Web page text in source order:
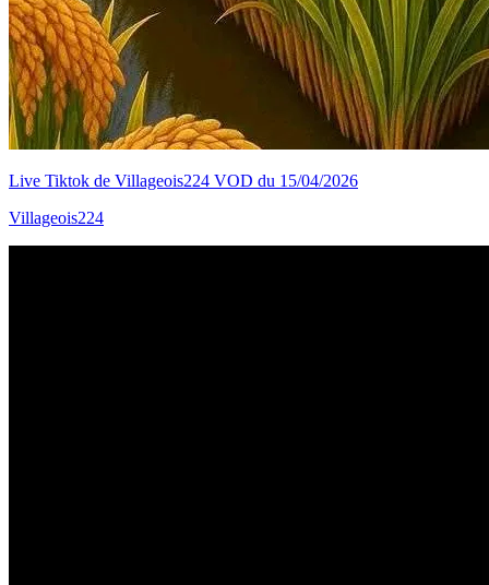
Live Tiktok de Villageois224 VOD du 15/04/2026
Villageois224